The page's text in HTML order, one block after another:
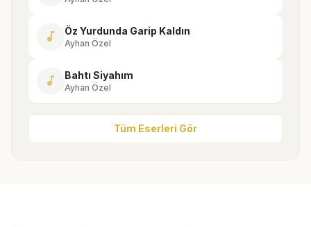
music_note Öz Yurdunda Garip Kaldın
Ayhan Özel
music_note Bahtı Siyahım
Ayhan Özel
Tüm Eserleri Gör